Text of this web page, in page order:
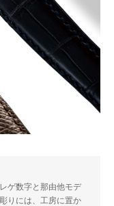
ゲ数字と那由他モデ
りには、工房に置か